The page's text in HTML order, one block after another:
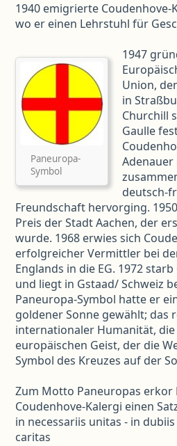
1940 emigrierte Coudenhove-
wo er einen Lehrstuhl für
Paneuropa-
Symbol
1947
Union,
in
Churchill
Gaulle
Adenauer
deutsch-
Freundschaft hervorging.
Preis der Stadt Aachen, der
wurde. 1968 erwies sich
erfolgreicher Vermittler bei
Englands in die EG. 1972
und liegt in Gstaad/ Schweiz
Paneuropa-Symbol hatte er
goldener Sonne gewählt; das
internationaler Humanität, die
europäischen Geist, der die
Symbol des Kreuzes auf der
Zum Motto Paneuropas erkor
Coudenhove-Kalergi einen
in necessariis unitas - in
caritas